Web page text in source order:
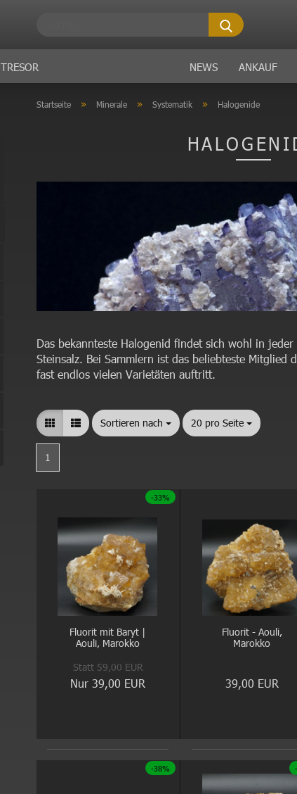
Suche...
TRESOR NEWS ANKAUF
Startseite » Minerale » Systematik » Halogenide
Das bekannteste Halogenid findet sich wohl in
Steinsalz. Bei Sammlern ist das beliebteste Mitglied
fast endlos vielen Varietäten auftritt.
Sortieren nach
Sortieren nach 20 pro Seite
pro Seite
1
-33%
Fluorit mit Baryt |
Aouli, Marokko
Statt 59,00 EUR
Nur 39,00 EUR
Fluorit - Aouli,
Marokko
39,00 EUR
-38%